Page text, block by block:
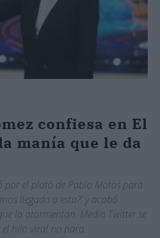
confiesa en El
manía que le da
por el plató de Pablo Motos para
llegado a esto?' y acabó
la atormentan. Medio Twitter se
hilo viral no para.